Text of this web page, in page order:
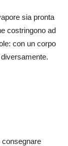
sia pronta
costringono ad
con un corpo
consegnare